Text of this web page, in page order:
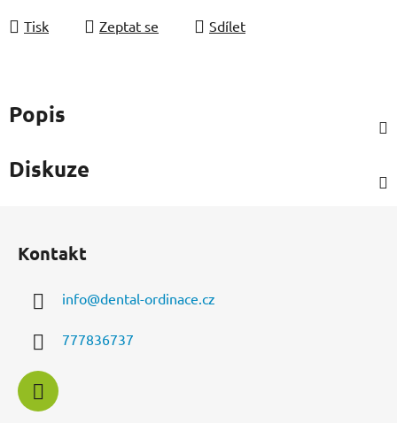
Tisk Zeptat se Sdílet
Popis
Diskuze
Kontakt
info@dental-ordinace.cz
777836737